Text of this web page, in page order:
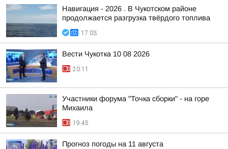
Навигация - 2026 . В Чукотском районе
продолжается разгрузка твёрдого топлива
17:03
Вести Чукотка 10 08 2026
20:11
Участники форума "Точка сборки" - на горе
Михаила
19:45
Прогноз погоды на 11 августа